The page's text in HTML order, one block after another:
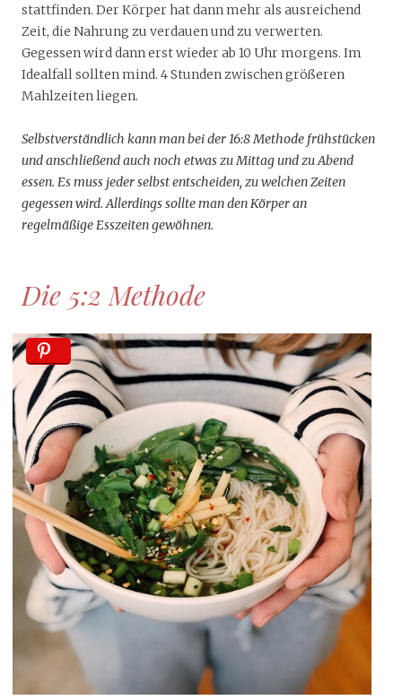
stattfinden. Der Körper hat dann mehr als ausreichend
Zeit, die Nahrung zu verdauen und zu verwerten.
Gegessen wird dann erst wieder ab 10 Uhr morgens. Im
Idealfall sollten mind. 4 Stunden zwischen größeren
Mahlzeiten liegen.
Selbstverständlich kann man bei der 16:8 Methode frühstücken
und anschließend auch noch etwas zu Mittag und zu Abend
essen. Es muss jeder selbst entscheiden, zu welchen Zeiten
gegessen wird. Allerdings sollte man den Körper an
regelmäßige Esszeiten gewöhnen.
Die 5:2 Methode